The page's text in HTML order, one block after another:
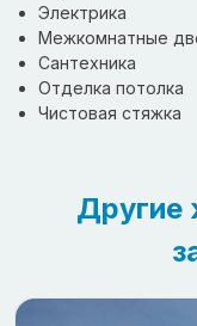
Электрика
Межкомнатные
Сантехника
Отделка потолка
Чистовая стяжка
Другие